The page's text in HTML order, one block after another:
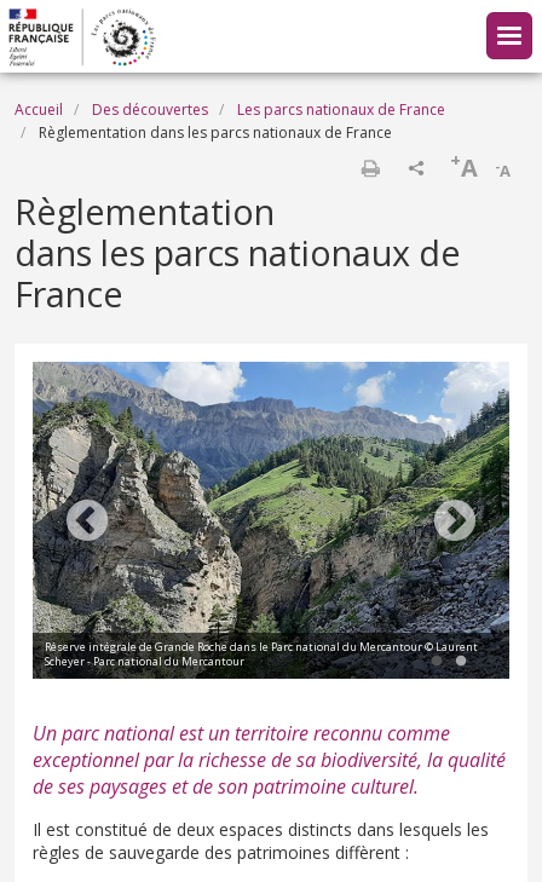
Aller au contenu principal
Fil d'Ariane
Accueil Des découvertes
Les parcs nationaux de France
Règlementation dans les parcs nationaux de France
-A
+A
Règlementation
dans les parcs nationaux de
France
Réserve intégrale de Grande Roche dans le Parc national du Mercantour © Laurent
Scheyer - Parc national du Mercantour
Un parc national est un territoire reconnu comme
exceptionnel par la richesse de sa biodiversité, la qualité
de ses paysages et de son patrimoine culturel.
Il est constitué de deux espaces distincts dans lesquels les
règles de sauvegarde des patrimoines diffèrent :